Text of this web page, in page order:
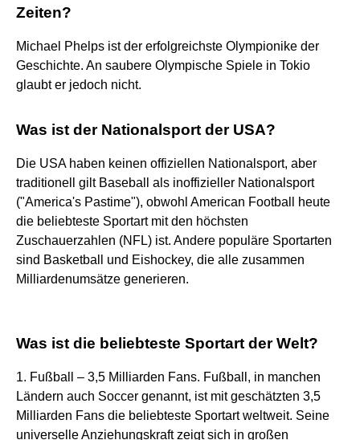
Zeiten?
Michael Phelps ist der erfolgreichste Olympionike der
Geschichte. An saubere Olympische Spiele in Tokio
glaubt er jedoch nicht.
Was ist der Nationalsport der USA?
Die USA haben keinen offiziellen Nationalsport, aber
traditionell gilt Baseball als inoffizieller Nationalsport
("America's Pastime"), obwohl American Football heute
die beliebteste Sportart mit den höchsten
Zuschauerzahlen (NFL) ist. Andere populäre Sportarten
sind Basketball und Eishockey, die alle zusammen
Milliardenumsätze generieren.
Was ist die beliebteste Sportart der Welt?
1. Fußball – 3,5 Milliarden Fans. Fußball, in manchen
Ländern auch Soccer genannt, ist mit geschätzten 3,5
Milliarden Fans die beliebteste Sportart weltweit. Seine
universelle Anziehungskraft zeigt sich in großen